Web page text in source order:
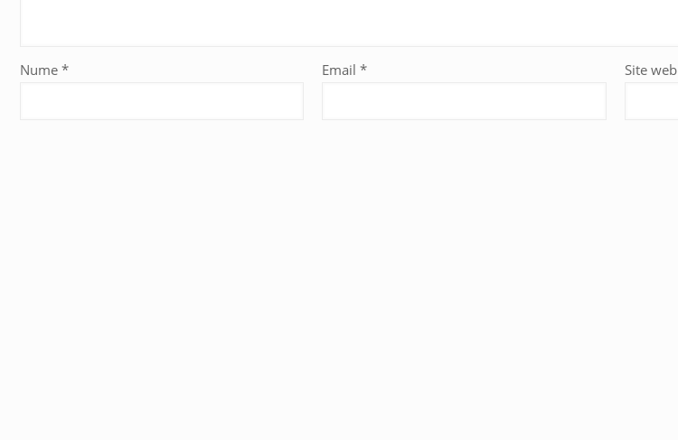
Nume * Email* Site web